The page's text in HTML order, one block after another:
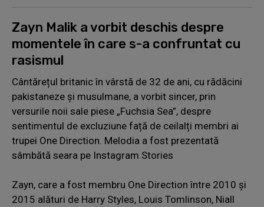
Zayn Malik a vorbit deschis despre
momentele în care s-a confruntat cu
rasismul
Cântărețul britanic în vârstă de 32 de ani, cu rădăcini
pakistaneze și musulmane, a vorbit sincer, prin
versurile noii sale piese „Fuchsia Sea”, despre
sentimentul de excluziune față de ceilalți membri ai
trupei One Direction. Melodia a fost prezentată
sâmbătă seara pe Instagram Stories
Zayn, care a fost membru One Direction între 2010 și
2015 alături de Harry Styles, Louis Tomlinson, Niall